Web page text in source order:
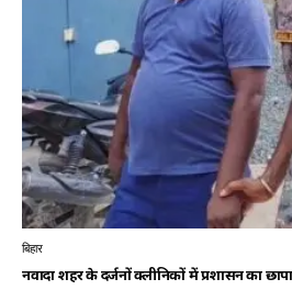
बिहार
नवादा शहर के दर्जनों क्लीनिकों में प्रशासन का